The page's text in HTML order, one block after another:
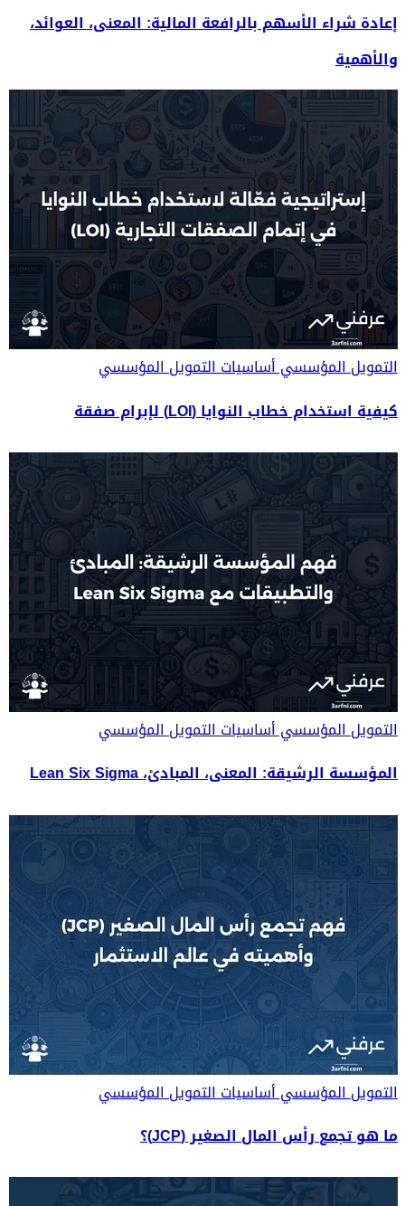
إعادة شراء الأسهم بالرافعة المالية: المعنى، العوائد،
والأهمية
التمويل المؤسسيأساسيات التمويل المؤسسي
كيفية استخدام خطاب النوايا (LOI) لإبرام صفقة
التمويل المؤسسيأساسيات التمويل المؤسسي
المؤسسة الرشيقة: المعنى، المبادئ، Lean Six Sigma
التمويل المؤسسيأساسيات التمويل المؤسسي
ما هو تجمع رأس المال الصغير (JCP)؟